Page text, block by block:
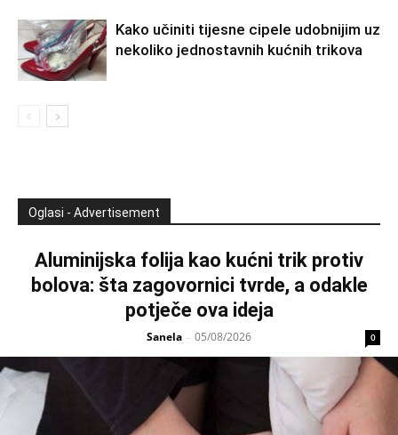
Kako učiniti tijesne cipele udobnijim uz
nekoliko jednostavnih kućnih trikova
Oglasi - Advertisement
Aluminijska folija kao kućni trik protiv
bolova: šta zagovornici tvrde, a odakle
potječe ova ideja
Sanela - 05/08/2026 0